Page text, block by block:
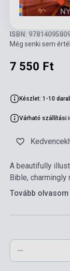
ISBN:
Még senki sem
7 550 Ft
Készlet: 1-10
Várható szállítási
A beautifully
Bible, charmingly
Tovább olvasom